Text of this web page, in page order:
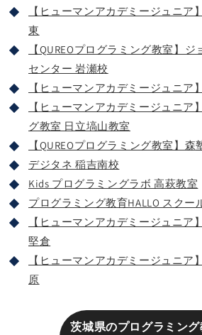
【ヒューマンアカデミージュニア
東
【QUREOプログラミング教室】
センター 岩瀬校
【ヒューマンアカデミージュニア
【ヒューマンアカデミージュニア
グ教室 日立塙山教室
【QUREOプログラミング教室】森
デジタネ 稲吉南校
Kids プログラミングラボ 高萩教室
プログラミング教育HALLO スクー
【ヒューマンアカデミージュニア
堅倉
【ヒューマンアカデミージュニア
原
茨城県のプログラミン